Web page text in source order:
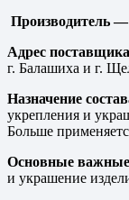
Производитель —
Адрес
г. Балашиха и г.
Назначение
укрепления и
Больше
Основные
и украшение